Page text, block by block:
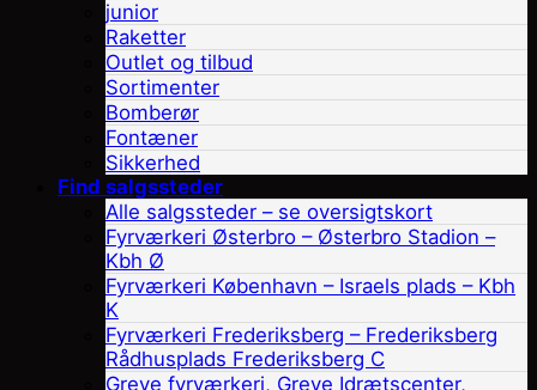
junior
Raketter
Outlet og tilbud
Sortimenter
Bomberør
Fontæner
Sikkerhed
Find salgssteder
Alle salgssteder – se oversigtskort
Fyrværkeri Østerbro – Østerbro Stadion –
Kbh Ø
Fyrværkeri København – Israels plads – Kbh
K
Fyrværkeri Frederiksberg – Frederiksberg
Rådhusplads Frederiksberg C
Greve fyrværkeri, Greve Idrætscenter,